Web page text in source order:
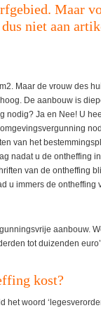
Maar
niet aan
Maar de vrouw des
De aanbouw is
nodig? Ja en Nee! U
van het
nadat u de ontheffing
van de ontheffing
u immers de ontheffing
aanbouw.
tot duizenden
kost?
woord